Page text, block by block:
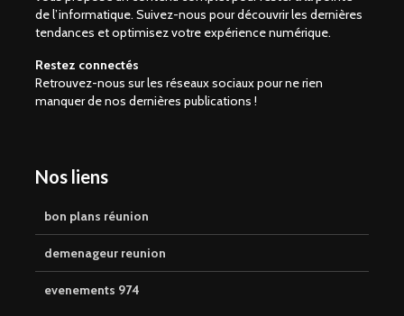
de l’informatique. Suivez-nous pour découvrir les dernières
tendances et optimisez votre expérience numérique.
Restez connectés
Retrouvez-nous sur les réseaux sociaux pour ne rien
manquer de nos dernières publications !
Nos liens
bon plans réunion
demenageur reunion
evenements 974